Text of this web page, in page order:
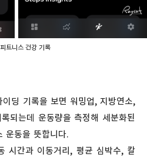
트니스 건강 기록
딩 기록을 보면 워밍업, 지방연소,
되는데 운동량을 측정해 세분화된
운동을 뜻합니다.
시간과 이동거리, 평균 심박수, 칼